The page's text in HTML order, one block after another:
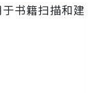
书籍扫描和建